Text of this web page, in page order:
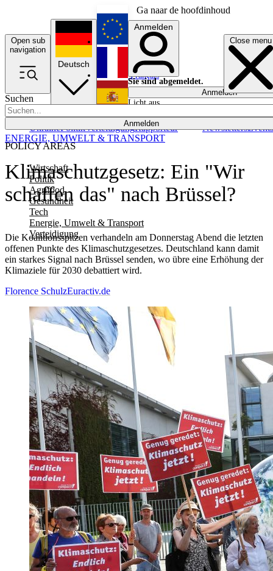
Ga naar de hoofdinhoud
Open sub
navigation
Close menu
Suchen
Anmelden
POLICY AREAS
Wirtschaft
Politik
Agrifood
Gesundheit
Tech
Energie, Umwelt & Transport
Verteidigung
UkrainePolitikVerteidigungRapporteur NewslettersEvents
Deutsch
English
Français
Anmelden
Sie sind abgemeldet.
Anmelden
Licht aus
Klimaschutzgesetz: Ein "Wir
schaffen das" nach Brüssel?
Die Koalitionsspitzen verhandeln am Donnerstag Abend die letzten
offenen Punkte des Klimaschutzgesetzes. Deutschland kann damit
ein starkes Signal nach Brüssel senden, wo übre eine Erhöhung der
Klimaziele für 2030 debattiert wird.
ENERGIE, UMWELT & TRANSPORT
Florence SchulzEuractiv.de